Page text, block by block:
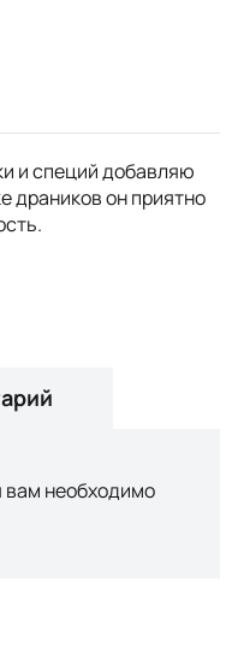
и специй добавляю
драников он приятно
вам необходимо